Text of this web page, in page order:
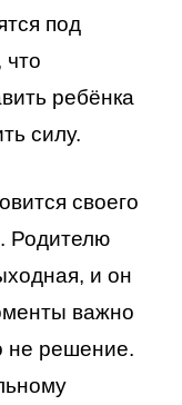
под
что
ребёнка
силу.
своего
Родителю
и он
важно
не решение.